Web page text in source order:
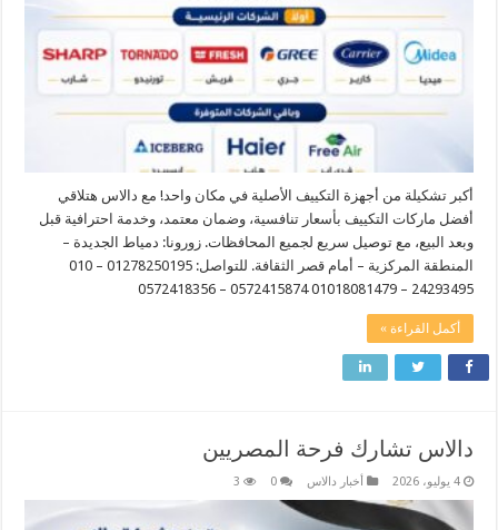
أكبر تشكيلة من أجهزة التكييف الأصلية في مكان واحد! مع دالاس هتلاقي
أفضل ماركات التكييف بأسعار تنافسية، وضمان معتمد، وخدمة احترافية قبل
وبعد البيع، مع توصيل سريع لجميع المحافظات. زورونا: دمياط الجديدة –
المنطقة المركزية – أمام قصر الثقافة. للتواصل: 01278250195 – 010
24293495 – 01018081479 0572415874 – 0572418356
أكمل القراءة »
دالاس تشارك فرحة المصريين
4 يوليو، 2026 أخبار دالاس 0
3